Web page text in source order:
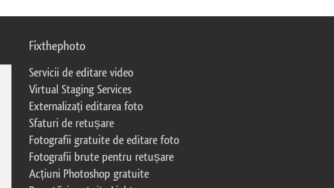
Fixthephoto
Servicii de editare video
Virtual Staging Services
Externalizați editarea foto
Sfaturi de retușare
Fotografii gratuite de editare foto
Fotografii brute pentru retușare
Acțiuni Photoshop gratuite